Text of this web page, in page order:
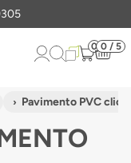
gratuiti
0 0 / 5
Pavimento PVC click